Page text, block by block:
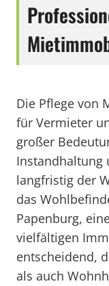
Die Pflege von
für Vermieter
großer
Instandhaltung
langfristig der
das
Papenburg,
vielfältigen
entscheidend,
als auch